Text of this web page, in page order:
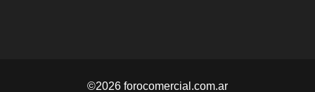
©2026 forocomercial.com.ar